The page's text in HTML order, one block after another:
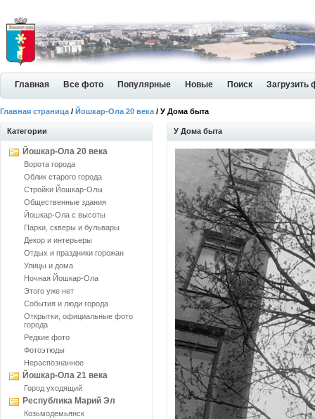
Главная Все фото Популярные Новые Поиск Загрузить
Главная страница / Йошкар-Ола 20 века / У Дома быта
Категории
Йошкар-Ола 20 века
Ворота города
Облик старого города
Стройки Йошкар-Олы
Общественные здания
Йошкар-Ола с высоты
Парки, скверы и бульвары
Декор и интерьеры
Отдых и праздники горожан
Улицы и дома
Ночная Йошкар-Ола
Этого уже нет
События и люди города
Открытки, официальные фото
города
Редкие фото
Фотоэтюды
Нераспознанное
Йошкар-Ола 21 века
Город уходящий
Республика Марий Эл
Козьмодемьянск
У Дома быта